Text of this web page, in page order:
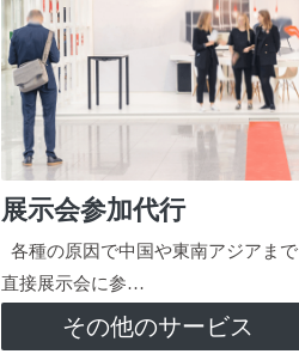
展示会参加代行
各種の原因で中国や東南アジアまで
直接展示会に参…
その他のサービス